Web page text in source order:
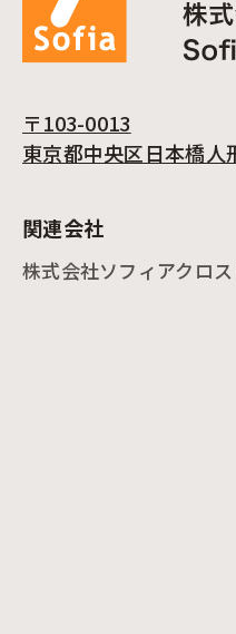
〒103-0013
東京都中央区日本橋
関連会社
株式会社ソフィアクロ